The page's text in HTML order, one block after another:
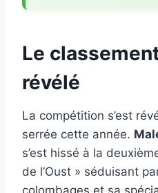
Le
révélé
La compétition s’est
serrée cette année.
s’est hissé à la
de l’Oust » séduisant